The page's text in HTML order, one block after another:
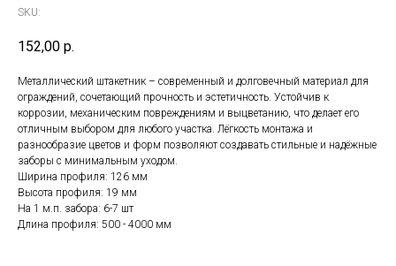
SKU:
152,00 р.
Металлический штакетник – современный и долговечный материал для
ограждений, сочетающий прочность и эстетичность. Устойчив к
коррозии, механическим повреждениям и выцветанию, что делает его
отличным выбором для любого участка. Лёгкость монтажа и
разнообразие цветов и форм позволяют создавать стильные и надёжные
заборы с минимальным уходом.
Ширина профиля: 126 мм
Высота профиля: 19 мм
На 1 м.п. забора: 6-7 шт
Длина профиля: 500 - 4000 мм